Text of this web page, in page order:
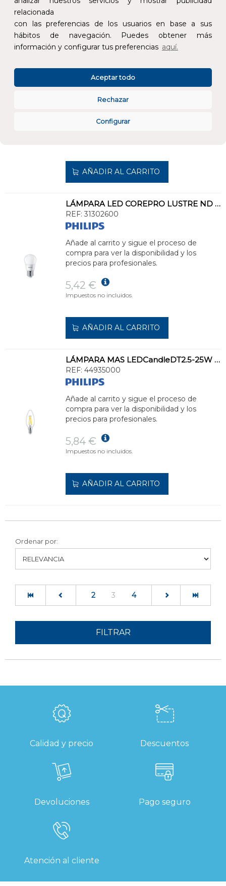
relacionada
con las preferencias de los usuarios en base a sus
hábitos de navegación. Puedes obtener más
información y configurar tus preferencias aquí.
Configurar
Rechazar
Aceptar todo
Añade al carrito y sigue el proceso de
compra para ver la disponibilidad y los
AÑADIR AL CARRITO
LÁMPARA LED COREPRO LUSTRE ND 7-60W E27 827 P48 FR
REF: 31302600
Añade al carrito y sigue el proceso de
compra para ver la disponibilidad y los
precios para profesionales.
5,42 €
Impuestos no incluidos.
AÑADIR AL CARRITO
LÁMPARA MAS LEDCandleDT2.5-25W E14 B35 CL G
REF: 44935000
Añade al carrito y sigue el proceso de
compra para ver la disponibilidad y los
precios para profesionales.
5,84 €
Impuestos no incluidos.
AÑADIR AL CARRITO
Ordenar por:
2 3 (current)
4
FILTRAR
Calidad y precio Descuentos
Devoluciones Pago seguro
Atención al cliente